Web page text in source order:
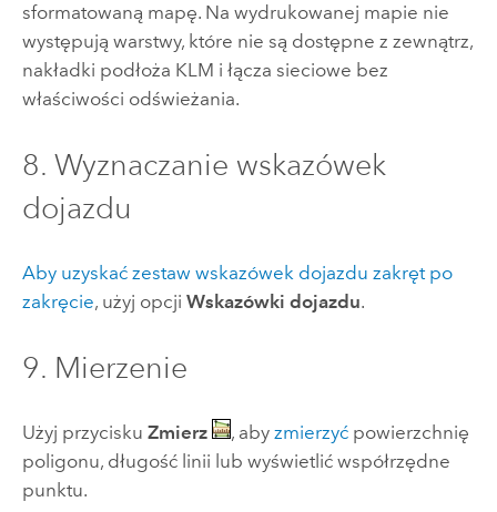
sformatowaną mapę. Na wydrukowanej mapie nie
występują warstwy, które nie są dostępne z zewnątrz,
nakładki podłoża KLM i łącza sieciowe bez
właściwości odświeżania.
8. Wyznaczanie wskazówek
dojazdu
Aby uzyskać zestaw wskazówek dojazdu zakręt po
zakręcie, użyj opcji Wskazówki dojazdu.
9. Mierzenie
Użyj przycisku Zmierz , aby zmierzyćpowierzchnię
poligonu, długość linii lub wyświetlić współrzędne
punktu.